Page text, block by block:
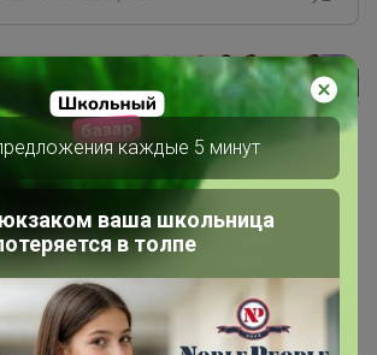
Реклама
Крыма,...
каждые 5 минут
ваша школьница
в толпе